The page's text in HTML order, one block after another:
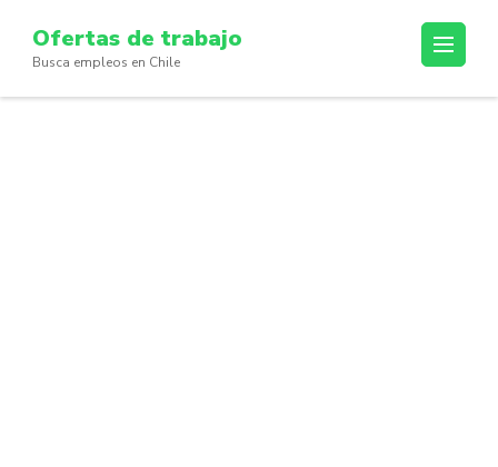
content
(Press
Ofertas de trabajo
Busca empleos en Chile